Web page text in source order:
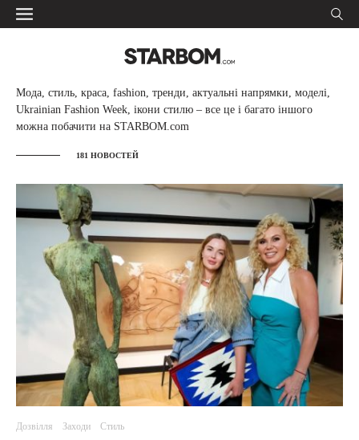
Мода, стиль, краса, fashion, тренди, актуальні напрямки, моделі,
Ukrainian Fashion Week, ікони стилю – все це і багато іншого
можна побачити на STARBOM.com
181 НОВОСТЕЙ
Дозвілля Заходи Стиль